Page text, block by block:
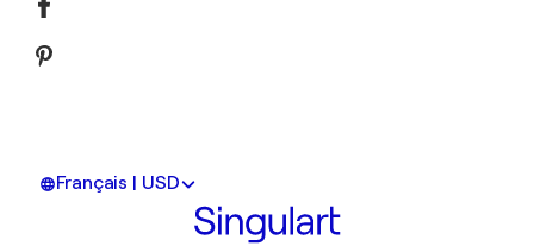
Français | USD